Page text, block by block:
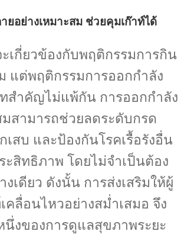
ยอย่างเหมาะสม ช่วยคุมเก๊าท์ได้
เกี่ยวข้องกับพฤติกรรมการกิน
แต่พฤติกรรมการออกกำลัง
สำคัญไม่แพ้กัน การออกกำลัง
มสามารถช่วยลดระดับกรด
เสบ และป้องกันโรคเรื้อรังอื่น
ะสิทธิภาพ โดยไม่จำเป็นต้อง
งเดียว ดังนั้น การส่งเสริมให้ผู้
คลื่อนไหวอย่างสม่ำเสมอ จึง
นึ่งของการดูแลสุขภาพระยะ